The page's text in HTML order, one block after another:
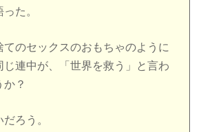
た。
てのセックスのおもちゃのように
じ連中が、「世界を救う」と言わ
？
ろう。